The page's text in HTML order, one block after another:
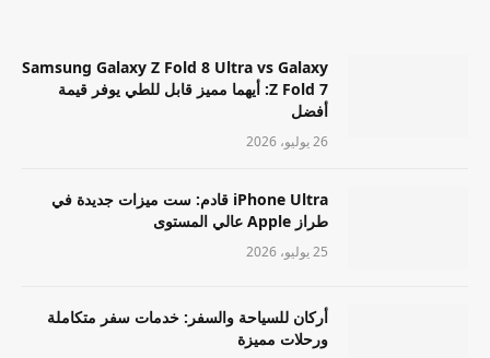
Samsung Galaxy Z Fold 8 Ultra vs Galaxy
Z Fold 7: أيهما مميز قابل للطي يوفر قيمة
أفضل
26 يوليو، 2026
iPhone Ultra قادم: ست ميزات جديدة في
طراز Apple عالي المستوى
25 يوليو، 2026
أركان للسياحة والسفر: خدمات سفر متكاملة
ورحلات مميزة